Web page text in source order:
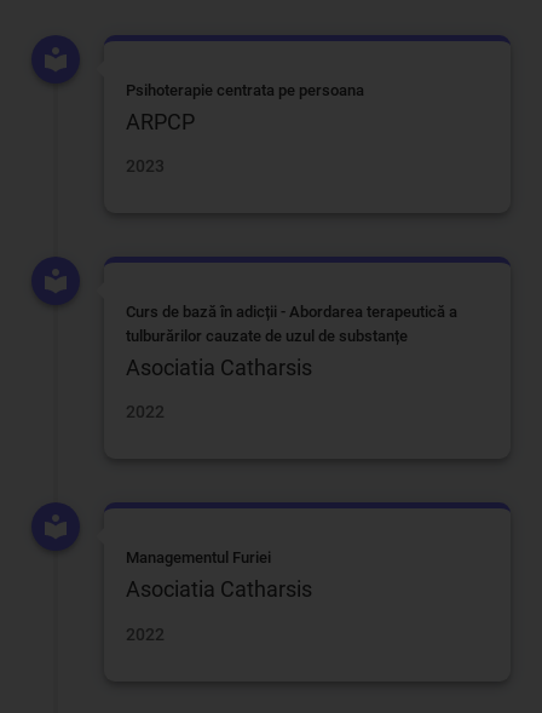
Psihoterapie centrata pe persoana
ARPCP
2023
Curs de bază în adicții - Abordarea terapeutică a
tulburărilor cauzate de uzul de substanțe
Asociatia Catharsis
2022
Managementul Furiei
Asociatia Catharsis
2022